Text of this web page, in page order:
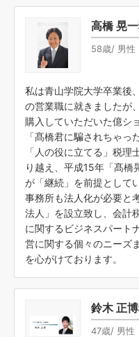
高橋 晃
58歳/ 男性
私は青山学院大学卒業後
の営業職に就きましたが
購入していただいた億シ
「髙橋君に騙されちゃっ
「人の役に立てる」税
り越え、平成15年「髙橋
が「継続」を前提として
事務所も法人化が必要と
法人」を設立致し、会計
に関するビジネスパート
営に関する個々のニーズ
を心がけております。
鈴木 正
47歳/ 男性